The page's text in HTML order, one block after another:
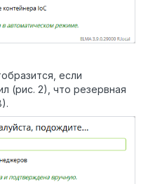
если
(рис. 2), что резервная